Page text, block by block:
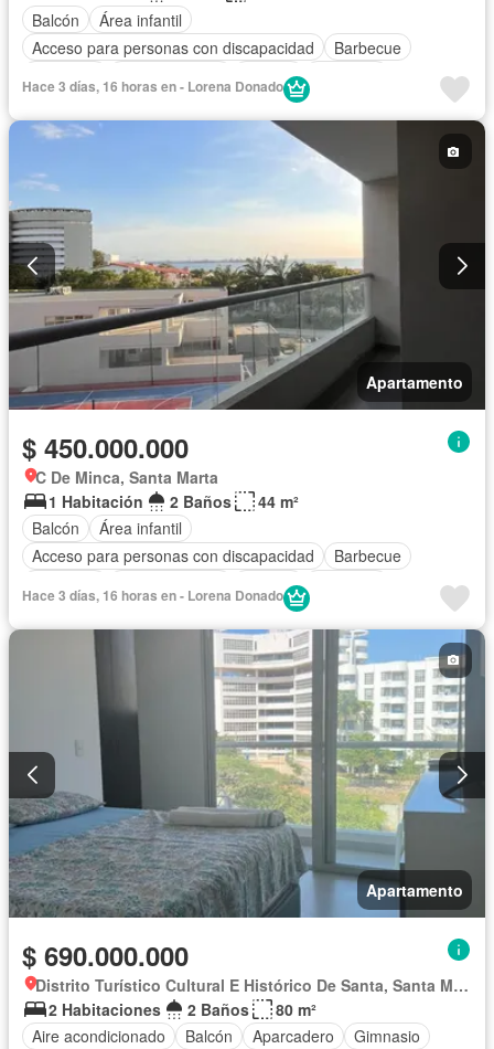
Balcón
Área infantil
Acceso para personas con discapacidad
Barbecue
Jacuzzi
Sauna
Seguridad privada
Agua
Hace 3 días, 16 horas en - Lorena Donado
Apartamento
$ 450.000.000
C De Minca, Santa Marta
1 Habitación
2 Baños
44 m²
Balcón
Área infantil
Acceso para personas con discapacidad
Barbecue
Jacuzzi
Sauna
Seguridad privada
Piscina Agua
Hace 3 días, 16 horas en - Lorena Donado
Apartamento
$ 690.000.000
Distrito Turístico Cultural E Histórico De Santa, Santa Marta
2 Habitaciones
2 Baños
80 m²
Aire acondicionado
Balcón Aparcadero
Gimnasio